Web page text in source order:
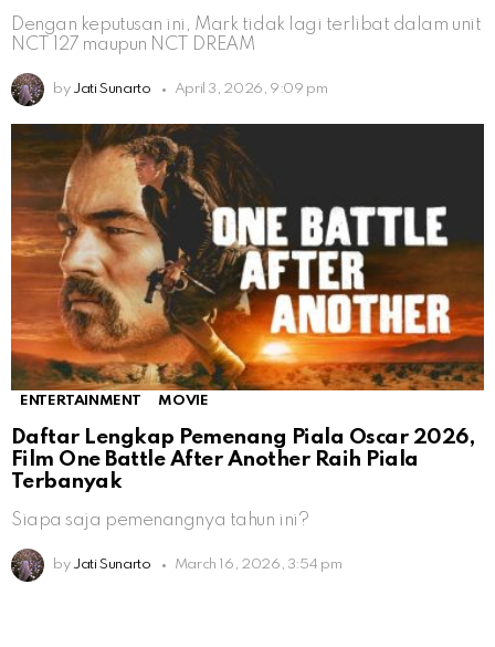
Dengan keputusan ini, Mark tidak lagi terlibat dalam unit
NCT 127 maupun NCT DREAM
by Jati Sunarto April 3, 2026, 9:09 pm
ENTERTAINMENT MOVIE
Daftar Lengkap Pemenang Piala Oscar 2026,
Film One Battle After Another Raih Piala
Terbanyak
Siapa saja pemenangnya tahun ini?
by Jati Sunarto March 16, 2026, 3:54 pm